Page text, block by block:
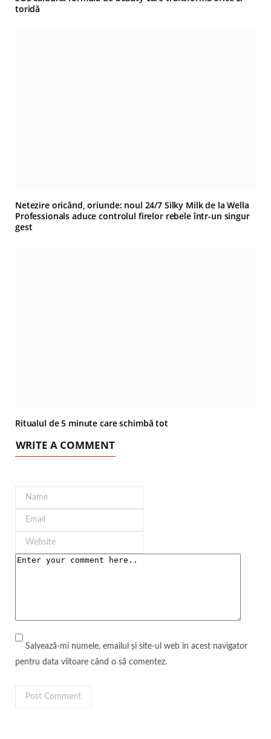
toridă
Netezire oricând, oriunde: noul 24/7 Silky Milk de la Wella
Professionals aduce controlul firelor rebele într-un singur
gest
Ritualul de 5 minute care schimbă tot
WRITE A COMMENT
Salvează-mi numele, emailul și site-ul web în acest navigator
pentru data viitoare când o să comentez.